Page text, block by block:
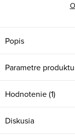
Popis
Parametre produktu
Hodnotenie (1)
Diskusia